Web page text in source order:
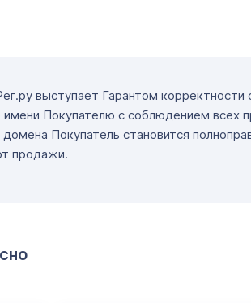
выступает Гарантом
Покупателю с соблюдением всех
домена Покупатель становится
продажи.